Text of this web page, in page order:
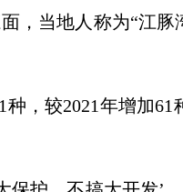
，当地人称为“江
，较2021年增加